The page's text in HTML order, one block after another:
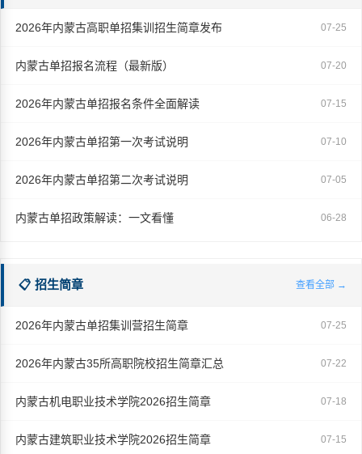
2026年内蒙古高职单招集训招生简章发布 07-25
内蒙古单招报名流程（最新版） 07-20
2026年内蒙古单招报名条件全面解读 07-15
2026年内蒙古单招第一次考试说明 07-10
2026年内蒙古单招第二次考试说明 07-05
内蒙古单招政策解读：一文看懂 06-28
📋 招生简章 查看全部 →
2026年内蒙古单招集训营招生简章 07-25
2026年内蒙古35所高职院校招生简章汇总 07-22
内蒙古机电职业技术学院2026招生简章 07-18
内蒙古建筑职业技术学院2026招生简章 07-15